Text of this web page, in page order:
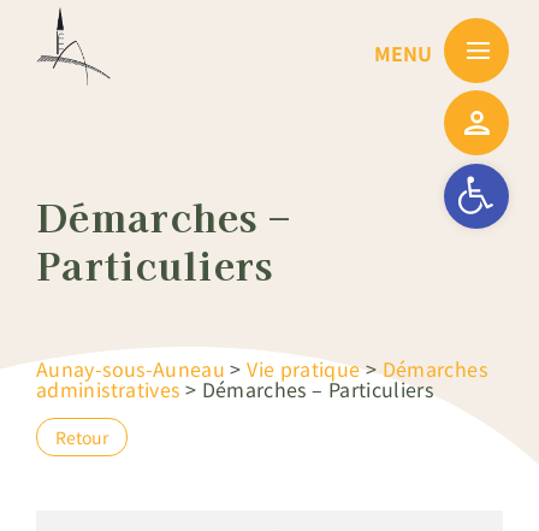
Ouvrir la
Démarches –
Particuliers
Aunay-sous-Auneau >Vie pratique>Démarches
administratives > Démarches – Particuliers
Retour